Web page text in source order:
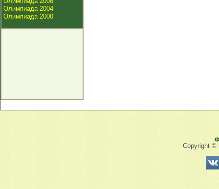
Олимпиада 2004
Олимпиада 2000
Copyright ©